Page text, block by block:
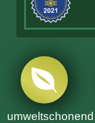
umweltschonend